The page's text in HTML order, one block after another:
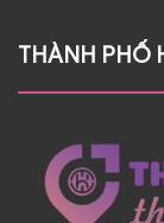
THÀNH PHỐ